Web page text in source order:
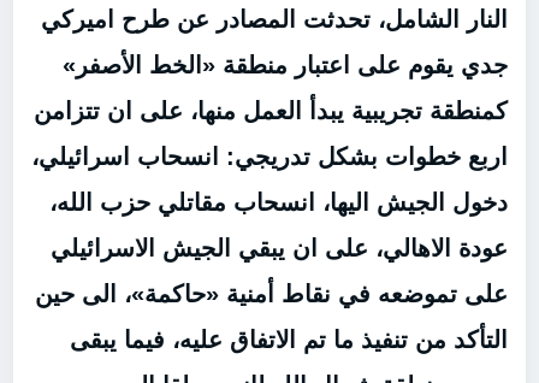
النار الشامل، تحدثت المصادر عن طرح اميركي
جدي يقوم على اعتبار منطقة «الخط الأصفر»
كمنطقة تجريبية يبدأ العمل منها، على ان تتزامن
اربع خطوات بشكل تدريجي: انسحاب اسرائيلي،
دخول الجيش اليها، انسحاب مقاتلي حزب الله،
عودة الاهالي، على ان يبقي الجيش الاسرائيلي
على تموضعه في نقاط أمنية «حاكمة»، الى حين
التأكد من تنفيذ ما تم الاتفاق عليه، فيما يبقى